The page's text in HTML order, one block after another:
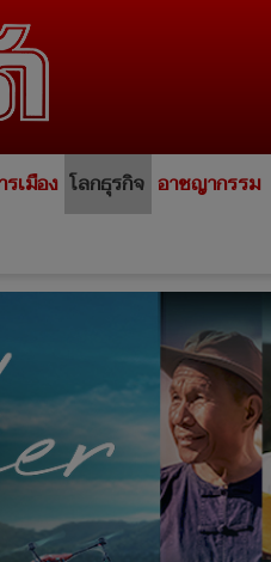
รเมือง โลกธุรกิจ อาชญากรรม